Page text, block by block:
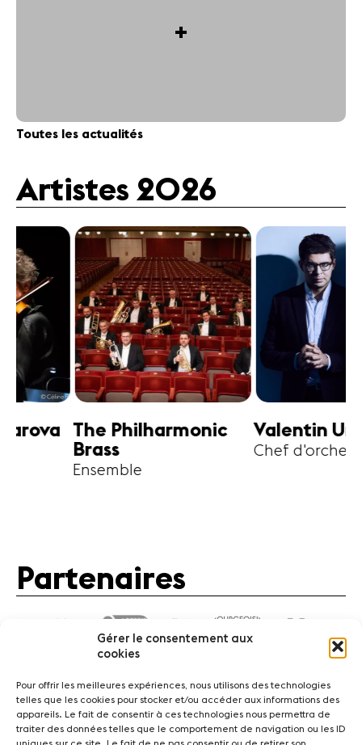
Gérer le consentement aux
cookies
Pour offrir les meilleures expériences, nous utilisons des technologies
telles que les cookies pour stocker et/ou accéder aux informations des
appareils. Le fait de consentir à ces technologies nous permettra de
traiter des données telles que le comportement de navigation ou les ID
+
Toutes les actualités
Artistes 2026
Valentin Uryupin
Chef d'orchestre
Amihai
Alto
Partenaires
ActualitésConcerts Bénévoles Médiation